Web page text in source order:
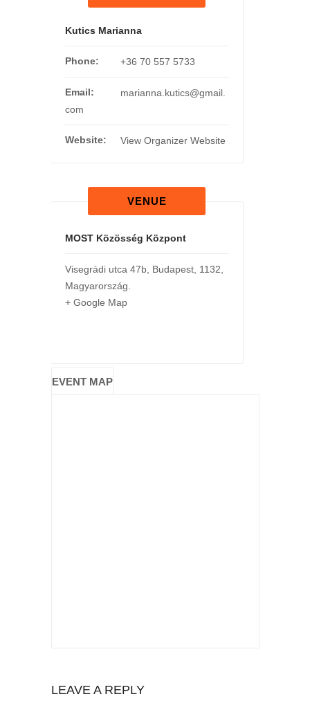
Kutics Marianna
Phone: +36 70 557 5733
Email:
marianna.kutics@gmail.
com
Website: View Organizer Website
VENUE
MOST Közösség Központ
Visegrádi utca 47b, Budapest, 1132
Magyarország
+ Google Map
EVENT MAP
LEAVE A REPLY